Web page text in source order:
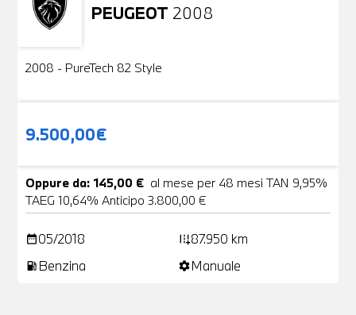
PEUGEOT 2008
Usato
2008 - PureTech 82 Style
9.500,00€
Oppure da: 145,00 € al mese per 48 mesi TAN 9,95%
TAEG 10,64% Anticipo 3.800,00 €
date_range05/2018 add_road87.950 km
local_gas_station Benzina settingsManuale